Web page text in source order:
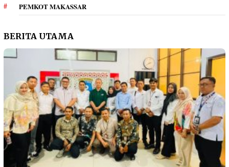
PEMKOT MAKASSAR
BERITA UTAMA